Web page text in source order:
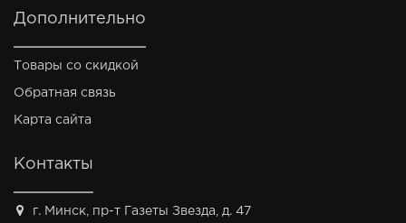
Дополнительно
Товары со скидкой
Обратная связь
Карта сайта
Контакты
г. Минск, пр-т Газеты Звезда, д. 47